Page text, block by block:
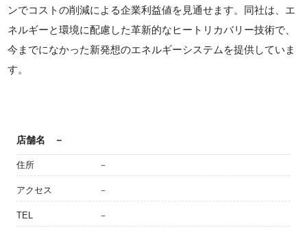
ンでコストの削減による企業利益値を見通せます。同社は、エ
ネルギーと環境に配慮した革新的なヒートリカバリー技術で、
今までになかった新発想のエネルギーシステムを提供していま
す。
店舗名 －
住所 －
アクセス －
TEL －